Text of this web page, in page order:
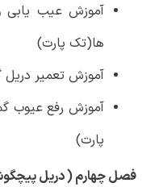
آموزش عیب یابی
ها(تک پارت)
آموزش تعمیر دریل
آموزش رفع عیوب
پارت)
فصل چهارم ( دریل